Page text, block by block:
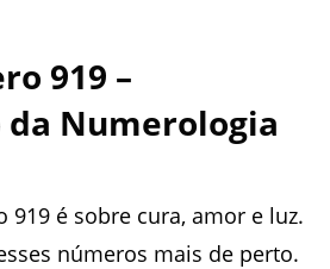
919 –
da Numerologia
919 é sobre cura, amor e luz.
números mais de perto.